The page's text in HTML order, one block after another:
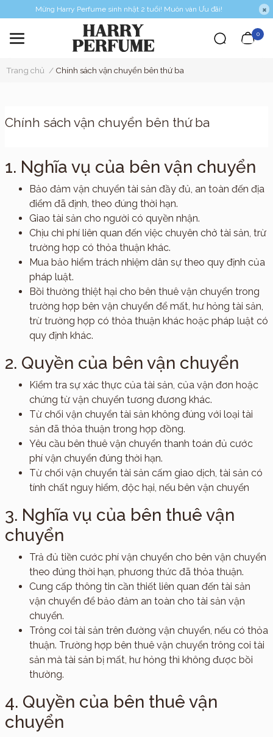
Mừng Harry Perfume sinh nhật 2 tuổi! Muôn vàn Ưu đãi!
0
Trang chủ / Chính sách vận chuyển bên thứ ba
Chính sách vận chuyển bên thứ ba
1. Nghĩa vụ của bên vận chuyển
Bảo đảm vận chuyển tài sản đầy đủ, an toàn đến địa
điểm đã định, theo đúng thời hạn.
Giao tài sản cho người có quyền nhận.
Chịu chi phí liên quan đến việc chuyên chở tài sản, trừ
trường hợp có thỏa thuận khác.
Mua bảo hiểm trách nhiệm dân sự theo quy định của
pháp luật.
Bồi thường thiệt hại cho bên thuê vận chuyển trong
trường hợp bên vận chuyển để mất, hư hỏng tài sản,
trừ trường hợp có thỏa thuận khác hoặc pháp luật có
quy định khác.
2. Quyền của bên vận chuyển
Kiểm tra sự xác thực của tài sản, của vận đơn hoặc
chứng từ vận chuyển tương đương khác.
Từ chối vận chuyển tài sản không đúng với loại tài
sản đã thỏa thuận trong hợp đồng.
Yêu cầu bên thuê vận chuyển thanh toán đủ cước
phí vận chuyển đúng thời hạn.
Từ chối vận chuyển tài sản cấm giao dịch, tài sản có
tính chất nguy hiểm, độc hại, nếu bên vận chuyển
3. Nghĩa vụ của bên thuê vận
chuyển
Trả đủ tiền cước phí vận chuyển cho bên vận chuyển
theo đúng thời hạn, phương thức đã thỏa thuận.
Cung cấp thông tin cần thiết liên quan đến tài sản
vận chuyển để bảo đảm an toàn cho tài sản vận
chuyển.
Trông coi tài sản trên đường vận chuyển, nếu có thỏa
thuận. Trường hợp bên thuê vận chuyển trông coi tài
sản mà tài sản bị mất, hư hỏng thì không được bồi
thường.
4. Quyền của bên thuê vận
chuyển